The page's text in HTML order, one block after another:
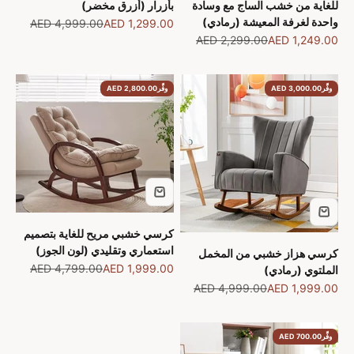
للغاية من خشب الساج مع وسادة
واحدة لغرفة المعيشة (رمادي)
السعر بعد الخصم
AED 1,249.00السعر قبل الخصم
AED 2,299.00
بأزرار (أزرق مخضر)
السعر بعد الخصم
AED 1,299.00السعر قبل الخصم
AED 4,999.00
وفِّرAED 3,000.00
كرسي هزاز خشبي من المخمل
الملتوي (رمادي)
السعر بعد الخصم
AED 1,999.00السعر قبل الخصم
AED 4,999.00
وفِّرAED 2,800.00
كرسي خشبي مريح للغاية بتصميم
استعماري وتقليدي (لون الجوز)
السعر بعد الخصم
AED 1,999.00السعر قبل الخصم
AED 4,799.00
وفِّرAED 700.00